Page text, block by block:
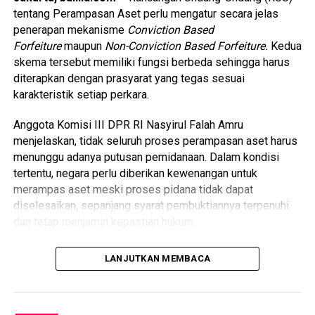
terbatas terhadap pelanggaran lalu lintas yang kasat mata
dan berpotensi menimbulkan fatalitas maupun
membahayakan pengguna jalan lainnya,” ujarnya.
Adapun pelanggaran yang menjadi sasaran penindakan
langsung antara lain penggunaan knalpot yang tidak sesuai
arus, serta perilaku berkendara secara ugal-ugalan yang
mengancam keselamatan masyarakat.
Kakorlantas menegaskan bahwa tidak ada perubahan
kebijakan yang menghapus prioritas ETLE. Kehadiran tilang
manual secara selektif merupakan langkah untuk
demi menjaga keselamatan di jalan raya.
tentang Perampasan Aset perlu mengatur secara jelas
penerapan mekanisme Conviction Based
Forfeituremaupun Non-Conviction Based Forfeiture. Kedua
skema tersebut memiliki fungsi berbeda sehingga harus
diterapkan dengan prasyarat yang tegas sesuai
karakteristik setiap perkara.
Anggota Komisi III DPR RI Nasyirul Falah Amru
menjelaskan, tidak seluruh proses perampasan aset harus
menunggu adanya putusan pemidanaan. Dalam kondisi
tertentu, negara perlu diberikan kewenangan untuk
merampas aset meski proses pidana tidak dapat
diselesaikan, sepanjang syarat pembuktiannya terpenuhi
“PenerapanConviction BaseddanNon-Conviction
tentu harus memiliki prasyarat. Tidak semua
LANJUTKAN MEMBACA